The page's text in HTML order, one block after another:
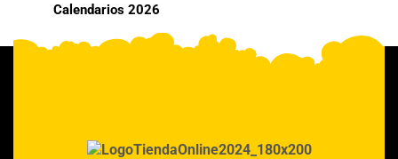
Calendarios 2026